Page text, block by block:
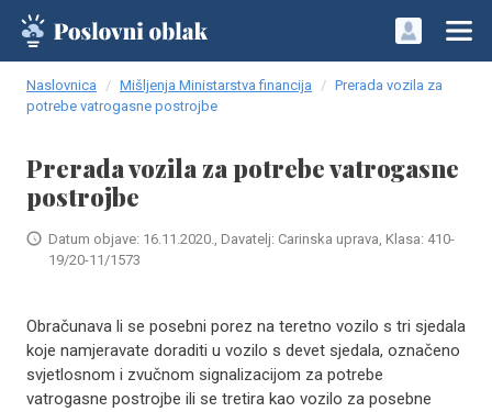
Naslovnica Mišljenja Ministarstva financija
Prerada vozila za
potrebe vatrogasne postrojbe
Prerada vozila za potrebe vatrogasne
postrojbe
Datum objave: 16.11.2020., Davatelj: Carinska uprava, Klasa: 410-
19/20-11/1573
Obračunava li se posebni porez na teretno vozilo s tri sjedala
koje namjeravate doraditi u vozilo s devet sjedala, označeno
svjetlosnom i zvučnom signalizacijom za potrebe
vatrogasne postrojbe ili se tretira kao vozilo za posebne